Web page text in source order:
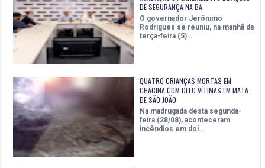
DE SEGURANÇA NA BA
O governador Jerônimo
Rodrigues se reuniu, na manhã da
terça-feira (5)…
QUATRO CRIANÇAS MORTAS EM
CHACINA COM OITO VÍTIMAS EM MATA
DE SÃO JOÃO
Na madrugada desta segunda-
feira (28/08), aconteceram
incêndios em doi…